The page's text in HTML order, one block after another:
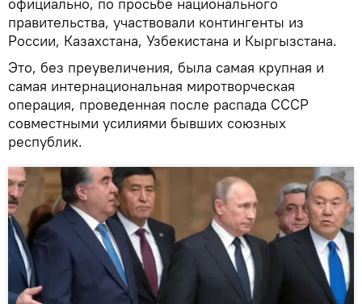
официально, по просьбе национального
правительства, участвовали контингенты из
России, Казахстана, Узбекистана и Кыргызстана.
Это, без преувеличения, была самая крупная и
самая интернациональная миротворческая
операция, проведенная после распада СССР
совместными усилиями бывших союзных
республик.